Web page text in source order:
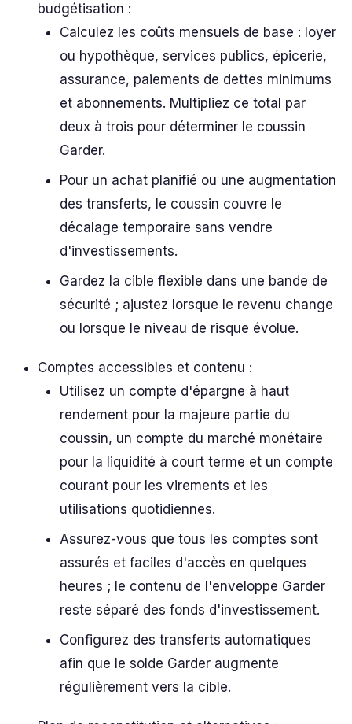
budgétisation :
Calculez les coûts mensuels de base : loyer
ou hypothèque, services publics, épicerie,
assurance, paiements de dettes minimums
et abonnements. Multipliez ce total par
deux à trois pour déterminer le coussin
Garder.
Pour un achat planifié ou une augmentation
des transferts, le coussin couvre le
décalage temporaire sans vendre
d'investissements.
Gardez la cible flexible dans une bande de
sécurité ; ajustez lorsque le revenu change
ou lorsque le niveau de risque évolue.
Comptes accessibles et contenu :
Utilisez un compte d'épargne à haut
rendement pour la majeure partie du
coussin, un compte du marché monétaire
pour la liquidité à court terme et un compte
courant pour les virements et les
utilisations quotidiennes.
Assurez-vous que tous les comptes sont
assurés et faciles d'accès en quelques
heures ; le contenu de l'enveloppe Garder
reste séparé des fonds d'investissement.
Configurez des transferts automatiques
afin que le solde Garder augmente
régulièrement vers la cible.